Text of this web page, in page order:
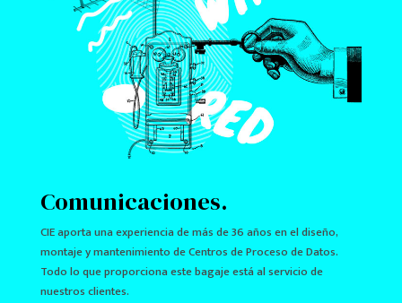
Comunicaciones.
CIE aporta una experiencia de más de 36 años en el diseño,
montaje y mantenimiento de Centros de Proceso de Datos.
Todo lo que proporciona este bagaje está al servicio de
nuestros clientes.